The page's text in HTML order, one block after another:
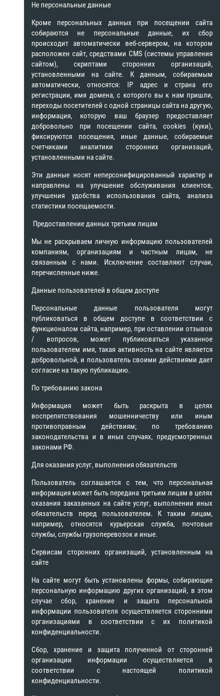
Не персональные данные
Кроме персональных данных при посещении сайта
собираются не персональные данные, их сбор
происходит автоматически веб-сервером, на котором
расположен сайт, средствами CMS (системы управления
сайтом), скриптами сторонних организаций,
установленными на сайте. К данным, собираемым
автоматически, относятся: IP адрес и страна его
регистрации, имя домена, с которого вы к нам пришли,
переходы посетителей с одной страницы сайта на другую,
информация, которую ваш браузер предоставляет
добровольно при посещении сайта, cookies (куки),
фиксируются посещения, иные данные, собираемые
счетчиками аналитики сторонних организаций,
установленными на сайте.
Эти данные носят неперсонифицированный характер и
направлены на улучшение обслуживания клиентов,
улучшения удобства использования сайта, анализа
статистики посещаемости.
Предоставление данных третьим лицам
Мы не раскрываем личную информацию пользователей
компаниям, организациям и частным лицам, не
связанным с нами. Исключение составляют случаи,
перечисленные ниже.
Данные пользователей в общем доступе
Персональные данные пользователя могут
публиковаться в общем доступе в соответствии с
функционалом сайта, например, при оставлении отзывов
/ вопросов, может публиковаться указанное
пользователем имя, такая активность на сайте является
добровольной, и пользователь своими действиями дает
согласие на такую публикацию.
По требованию закона
Информация может быть раскрыта в целях
воспрепятствования мошенничеству или иным
противоправным действиям; по требованию
законодательства и в иных случаях, предусмотренных
законами РФ.
Для оказания услуг, выполнения обязательств
Пользователь соглашается с тем, что персональная
информация может быть передана третьим лицам в целях
оказания заказанных на сайте услуг, выполнении иных
обязательств перед пользователем. К таким лицам,
например, относятся курьерская служба, почтовые
службы, службы грузоперевозок и иные.
Сервисам сторонних организаций, установленным на
сайте
На сайте могут быть установлены формы, собирающие
персональную информацию других организаций, в этом
случае сбор, хранение и защита персональной
информации пользователя осуществляется сторонними
организациями в соответствии с их политикой
конфиденциальности.
Сбор, хранение и защита полученной от сторонней
организации информации осуществляется в
соответствии с настоящей политикой
конфиденциальности.